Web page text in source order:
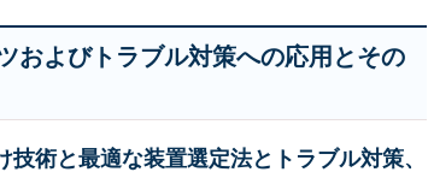
およびトラブル対策への応用とその
術と最適な装置選定法とトラブル対策、